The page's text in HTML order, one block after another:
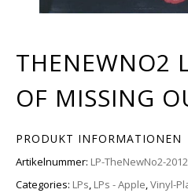
THENEWNO2
OF MISSING
PRODUKT INFORMATIONEN
Artikelnummer: LP-TheNewNo2-
Categories: LPs, LPs - Apple,Vinyl-